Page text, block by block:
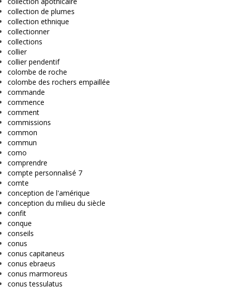
collection de plumes
collection ethnique
collectionner
collections
collier
collier pendentif
colombe de roche
colombe des rochers empaillée
commande
commence
comment
commissions
common
commun
como
comprendre
compte personnalisé 7
comte
conception de l'amérique
conception du milieu du siècle
confit
conque
conseils
conus
conus capitaneus
conus ebraeus
conus marmoreus
conus tessulatus